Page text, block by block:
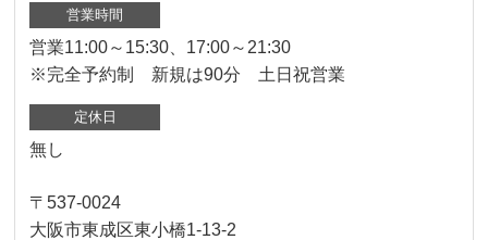
営業時間
営業11:00～15:30、17:00～21:30
※完全予約制 新規は90分 土日祝営業
定休日
無し
〒537-0024
大阪市東成区東小橋1-13-2